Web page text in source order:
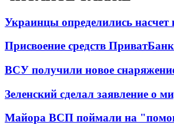
Украинцы определились насчет
Присвоение средств
ВСУ получили новое
Зеленский сделал заявление о
Майора ВСП поймали на